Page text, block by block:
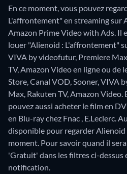
En ce moment, vous pouvez
L'affrontement" en streaming sur
Amazon Prime Video with Ads. Il
louer "Alienoid : L'affrontement"
VIVA by videofutur, Premiere
TV, Amazon Video en ligne ou de
Store, Canal VOD, Sooner, VIVA
Max, Rakuten TV, Amazon Video.
pouvez aussi acheter le film en
en Blu-ray chez Fnac , E.Leclerc.
disponible pour regarder
moment. Pour savoir quand il
'Gratuit' dans les filtres ci-dessus
notification.